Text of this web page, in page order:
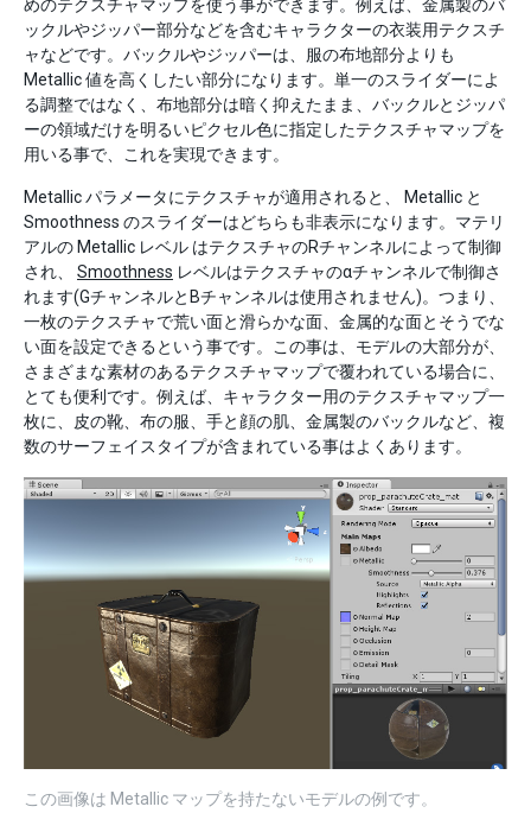
めのテクスチャマップを使う事ができます。例えば、金属製のバ
ックルやジッパー部分などを含むキャラクターの衣装用テクスチ
ャなどです。バックルやジッパーは、服の布地部分よりも
Metallic 値を高くしたい部分になります。単一のスライダーによ
る調整ではなく、布地部分は暗く抑えたまま、バックルとジッパ
ーの領域だけを明るいピクセル色に指定したテクスチャマップを
用いる事で、これを実現できます。
Metallic パラメータにテクスチャが適用されると、 Metallic と
Smoothness のスライダーはどちらも非表示になります。マテリ
アルの Metallic レベル はテクスチャのRチャンネルによって制御
され、 Smoothness レベルはテクスチャのαチャンネルで制御さ
れます(GチャンネルとBチャンネルは使用されません)。つまり、
一枚のテクスチャで荒い面と滑らかな面、金属的な面とそうでな
い面を設定できるという事です。この事は、モデルの大部分が、
さまざまな素材のあるテクスチャマップで覆われている場合に、
とても便利です。例えば、キャラクター用のテクスチャマップ一
枚に、皮の靴、布の服、手と顔の肌、金属製のバックルなど、複
数のサーフェイスタイプが含まれている事はよくあります。
この画像は Metallic マップを持たないモデルの例です。